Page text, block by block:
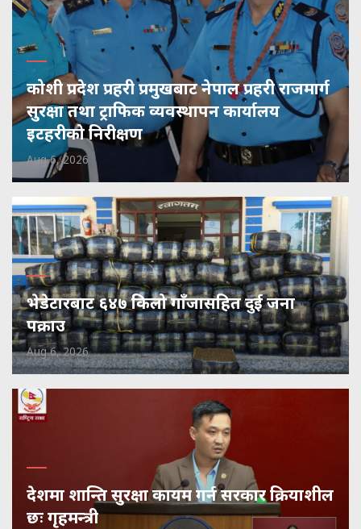
कोशी प्रदेश प्रहरी प्रमुखबाट नेपाल प्रहरी राजमार्ग
सुरक्षा तथा ट्राफिक व्यवस्थापन कार्यालय
इटहरीको निरीक्षण
Aug 6, 2026
भेडेटारबाट ६४७ किलो गाँजासहित दुई जना
पक्राउ
Aug 6, 2026
देशमा शान्ति सुरक्षा कायम गर्न सरकार क्रियाशील
छः गृहमन्त्री